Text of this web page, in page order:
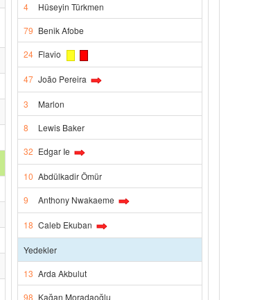
4
Hüseyin Türkmen
79 Benik Afobe
24 Flavio
47 João Pereira
3
Marlon
8
Lewis Baker
32 Edgar Ie
10 Abdülkadir Ömür
9
Anthony Nwakaeme
18 Caleb Ekuban
Yedekler
13 Arda Akbulut
98 Kağan Moradaoğlu